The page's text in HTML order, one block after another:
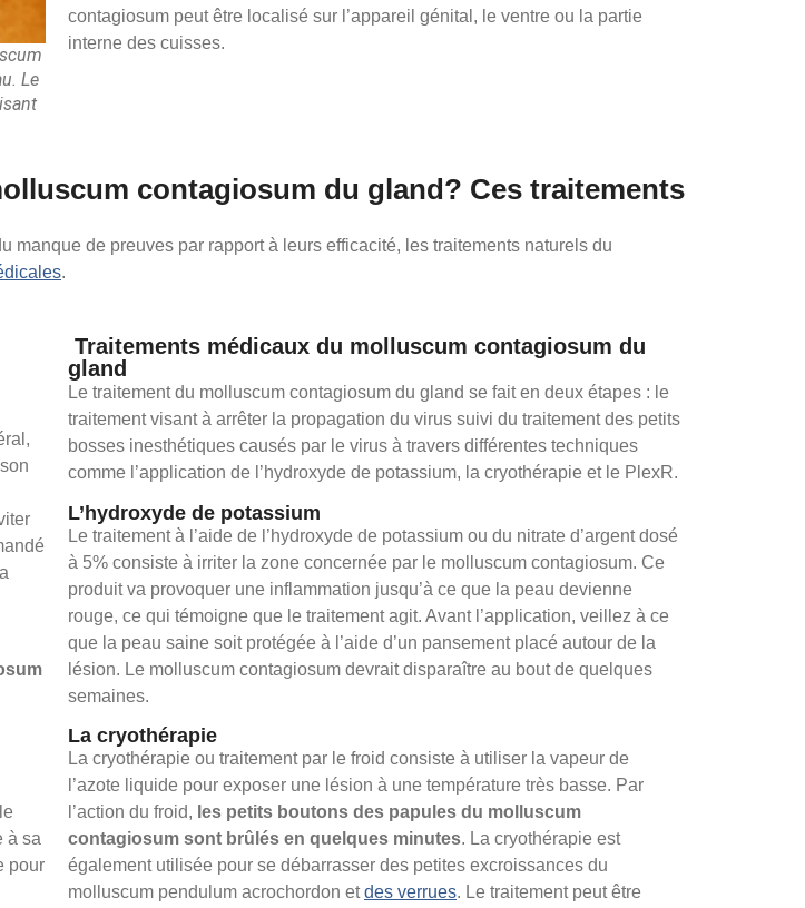
Le
contagiosum peut être localisé sur l’appareil génital, le ventre ou la partie
interne des cuisses.
contagiosum du gland? Ces traitements
de preuves par rapport à leurs efficacité, les traitements naturels du
.
à sa
pour
Traitements médicaux du molluscum contagiosum du
gland
Le traitement du molluscum contagiosum du gland se fait en deux étapes : le
traitement visant à arrêter la propagation du virus suivi du traitement des petits
bosses inesthétiques causés par le virus à travers différentes techniques
comme l’application de l’hydroxyde de potassium, la cryothérapie et le PlexR.
L’hydroxyde de potassium
Le traitement à l’aide de l’hydroxyde de potassium ou du nitrate d’argent dosé
à 5% consiste à irriter la zone concernée par le molluscum contagiosum. Ce
produit va provoquer une inflammation jusqu’à ce que la peau devienne
rouge, ce qui témoigne que le traitement agit. Avant l’application, veillez à ce
que la peau saine soit protégée à l’aide d’un pansement placé autour de la
lésion. Le molluscum contagiosum devrait disparaître au bout de quelques
semaines.
La cryothérapie
La cryothérapie ou traitement par le froid consiste à utiliser la vapeur de
l’azote liquide pour exposer une lésion à une température très basse. Par
l’action du froid, les petits boutons des papules du molluscum
contagiosum sont brûlés en quelques minutes. La cryothérapie est
également utilisée pour se débarrasser des petites excroissances du
molluscum pendulum acrochordon etdes verrues. Le traitement peut être